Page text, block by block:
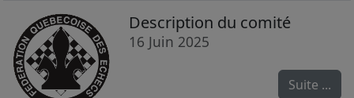
Description du comité
16 Juin 2025
Suite ...